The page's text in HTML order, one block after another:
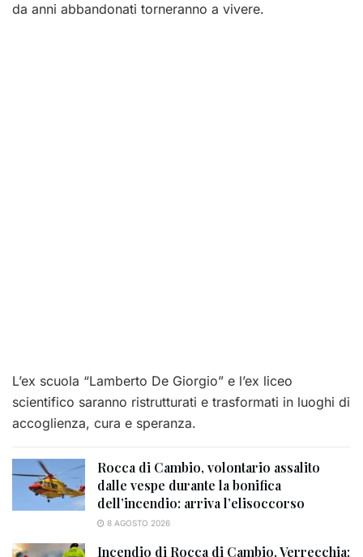
da anni abbandonati torneranno a vivere.
L’ex scuola “Lamberto De Giorgio” e l’ex liceo
scientifico saranno ristrutturati e trasformati in luoghi di
accoglienza, cura e speranza.
Rocca di Cambio, volontario assalito
dalle vespe durante la bonifica
dell’incendio: arriva l’elisoccorso
8 AGOSTO 2026
Incendio di Rocca di Cambio, Verrecchia: